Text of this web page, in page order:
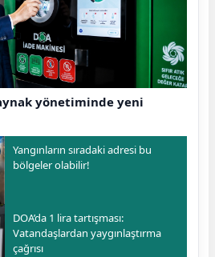
yönetiminde yeni
Yangınların sıradaki adresi bu
bölgeler olabilir!
DOA’da 1 lira tartışması:
Vatandaşlardan yaygınlaştırma
çağrısı